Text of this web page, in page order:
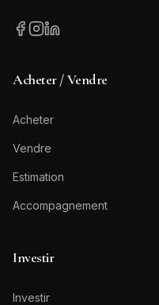
Acheter / Vendre
Acheter
Vendre
Estimation
Accompagnement
Investir
Investir